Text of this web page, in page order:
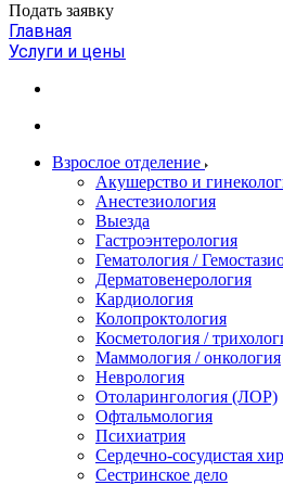
Подать заявку
Главная
Услуги и цены
Взрослое отделение
Акушерство и
Анестезиология
Выезда
Гастроэнтерология
Гематология /
Дерматовенерология
Кардиология
Колопроктология
Косметология /
Маммология / онкология
Неврология
Отоларингология (ЛОР)
Офтальмология
Психиатрия
Сердечно-сосудистая
Сестринское дело